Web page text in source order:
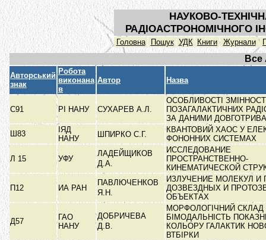
НАУКОВО-
РАДІОАСТРОНОМІЧНОГО
Головна Пошук УДК Книги Журнали
Все
Авторський
знак
Робота
виконана
в
Автор Назва
С91 РІ НАНУ СУХАРЕВ А.Л.
ОСОБЛИВОСТІ
ПОЗАГАЛАКТИЧНИХ
ЗА ДАНИМИ
Ш83
ІЯД
НАНУ
ШПИРКО С.Г.
КВАНТОВИЙ ХАОС У
ФОНОННИХ СИСТЕМАХ
Л 15 УФУ
ЛАДЕЙЩИКОВ
Д.А.
ИССЛЕДОВАНИЕ
ПРОСТРАНСТВЕННО-
КИНЕМАТИЧЕСКОЙ
П12 ИА РАН
ПАВЛЮЧЕНКОВ
Я.Н.
ИЗЛУЧЕНИЕ МОЛЕКУЛ И
ДОЗВЕЗДНЫХ И
ОБЪЕКТАХ
Д57
ГАО
НАНУ
ДОБРИЧЕВА
Д.В.
МОРФОЛОГІЧНИЙ СКЛАД
БІМОДАЛЬНІСТЬ
КОЛЬОРУ ГАЛАКТИК
ВТБІРКИ